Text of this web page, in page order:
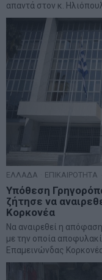
απαντά στον κ.
ΕΛΛΑΔΑ ΕΠΙΚΑΙΡΟΤΗΤΑ
Υπόθεση
ζήτησε να
Κορκονέα
Να αναιρεθεί η
με την οποία
Επαμεινώνδας